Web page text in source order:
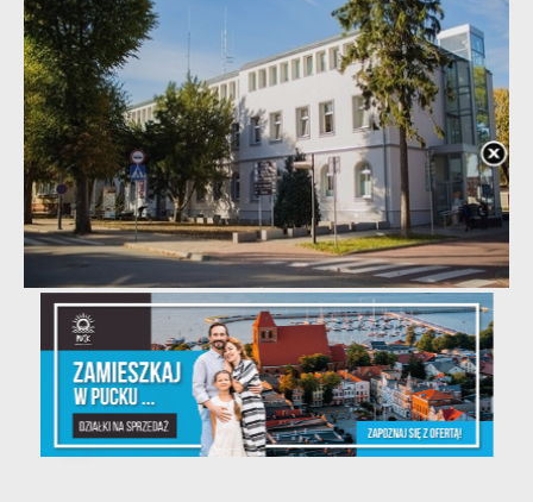
20 - 08 - 2026
Teatralne lato - Zdrowo i kolorowo